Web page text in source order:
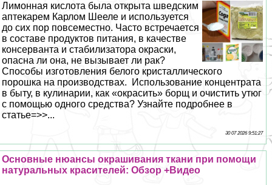
Лимонная кислота была открыта шведским
аптекарем Карлом Шееле и используется
до сих пор повсеместно. Часто встречается
в составе продуктов питания, в качестве
консерванта и стабилизатора окраски,
опасна ли она, не вызывает ли paк?
Способы изготовления белого кристаллического
порошка на производствах. Использование концентрата
в быту, в кулинарии, как «окрасить» борщ и очистить утюг
с помощью одного средства? Узнайте подробнее в
статье=>>...
30 07 2026 9:51:27
Основные нюансы окрашивания ткани при помощи
натуральных красителей: Обзор +Видео